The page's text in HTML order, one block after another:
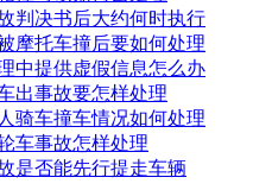
判决书后大约何时执行
摩托车撞后要如何处理
中提供虚假信息怎么办
出事故要怎样处理
骑车撞车情况如何处理
车事故怎样处理
是否能先行提走车辆